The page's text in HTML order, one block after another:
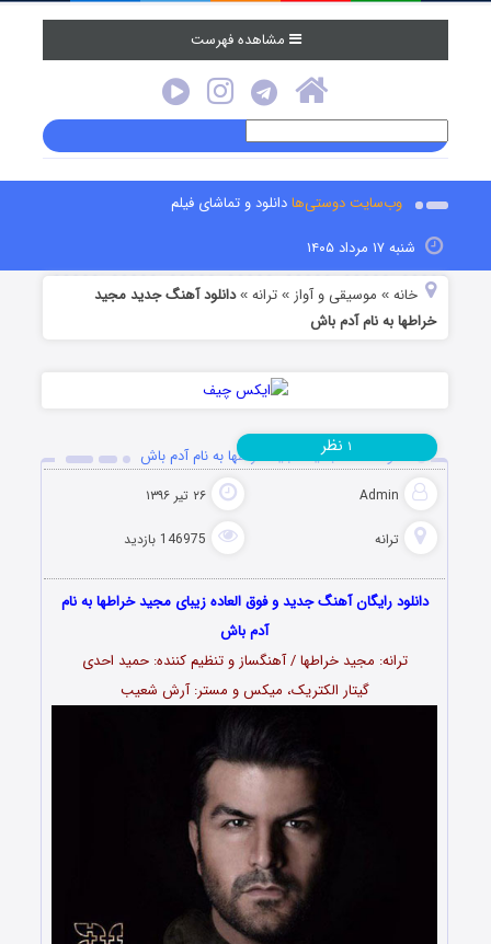
مشاهده فهرست
وب‌سایت دوستی‌هادانلود و تماشای فیلم
شنبه ۱۷ مرداد ۱۴۰۵
خانه » موسیقی و آواز »ترانه »دانلود آهنگ جدید مجید
خراطها به نام آدم باش
دانلود آهنگ جدید مجید خراطها به نام آدم باش
Admin ۲۶ تیر ۱۳۹۶
ترانه 146975 بازدید
۱ نظر
دانلود رایگان آهنگ جدید و فوق العاده زیبای مجید خراطها به نام
آدم باش
ترانه: مجید خراطها / آهنگساز و تنظیم کننده: حمید احدی
گیتار الکتریک، میکس و مستر: آرش شعیب